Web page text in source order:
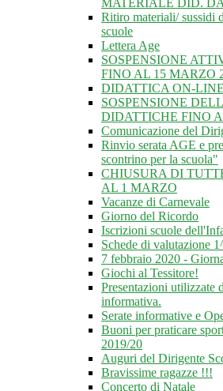
MATERIALE DID.
Ritiro materiali/ sussidi
scuole
Lettera Age
SOSPENSIONE
FINO AL 15 MARZO
DIDATTICA ON-LINE
SOSPENSIONE
DIDATTICHE FINO
Comunicazione del
Rinvio serata AGE e
scontrino per la scuola"
CHIUSURA DI
AL 1 MARZO
Vacanze di Carnevale
Giorno del Ricordo
Iscrizioni scuole
Schede di valutazione
7 febbraio 2020 -
Giochi al Tessitore!
Presentazioni utilizzate
informativa.
Serate informative e
Buoni per praticare
2019/20
Auguri del Dirigente
Bravissime ragazze !!!
Concerto di Natale